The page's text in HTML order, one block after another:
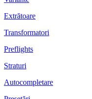
Extrătoare
Transformatori
Preflights
Straturi
Autocompletare